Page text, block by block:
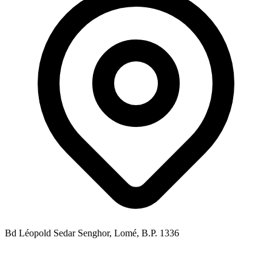
Bd Léopold Sedar Senghor, Lomé, B.P. 1336